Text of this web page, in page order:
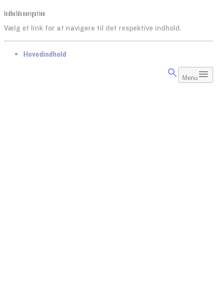
Indholdsnavigation
Vælg et link for at navigere til det respektive indhold.
gå til
Hovedindhold
Menu